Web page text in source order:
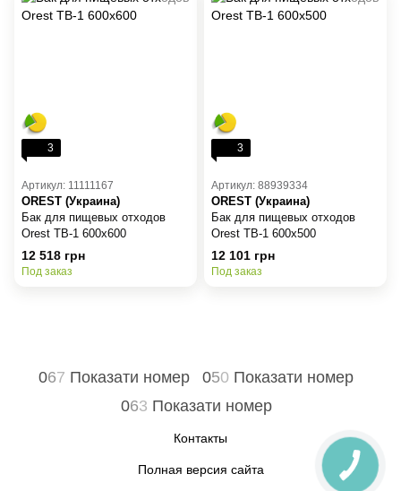
3
Артикул: 11111167
OREST (Украина)
Бак для пищевых отходов
Orest TB-1 600х600
12 518 грн
Под заказ
3
Артикул: 88939334
OREST (Украина)
Бак для пищевых отходов
Orest TB-1 600х500
12 101 грн
Под заказ
067 Показати номер 050 Показати номер
063 Показати номер
Контакты
Полная версия сайта